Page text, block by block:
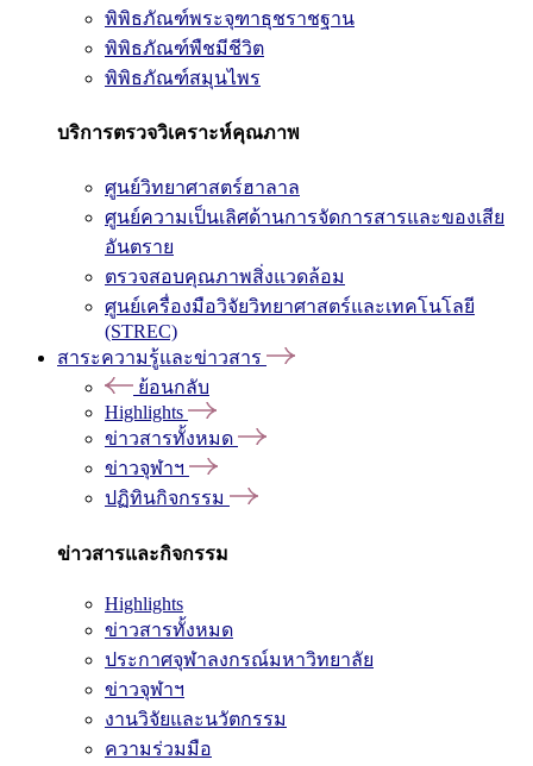
พิพิธภัณฑ์พระจุฑาธุชราชฐาน
พิพิธภัณฑ์พืชมีชีวิต
พิพิธภัณฑ์สมุนไพร
บริการตรวจวิเคราะห์คุณภาพ
ศูนย์วิทยาศาสตร์ฮาลาล
ศูนย์ความเป็นเลิศด้านการจัดการสารและของเสีย
อันตราย
ตรวจสอบคุณภาพสิ่งแวดล้อม
ศูนย์เครื่องมือวิจัยวิทยาศาสตร์และเทคโนโลยี
(STREC)
สาระความรู้และข่าวสาร
ย้อนกลับ
Highlights
ข่าวสารทั้งหมด
ข่าวจุฬาฯ
ปฏิทินกิจกรรม
ข่าวสารและกิจกรรม
Highlights
ข่าวสารทั้งหมด
ประกาศจุฬาลงกรณ์มหาวิทยาลัย
ข่าวจุฬาฯ
งานวิจัยและนวัตกรรม
ความร่วมมือ